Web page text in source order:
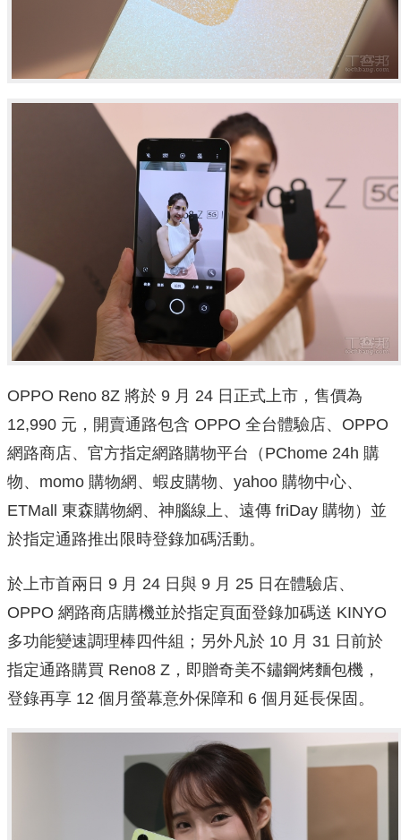
OPPO Reno 8Z 將於 9 月 24 日正式上市，售價為
12,990 元，開賣通路包含 OPPO 全台體驗店、OPPO
網路商店、官方指定網路購物平台（PChome 24h 購
物、momo 購物網、蝦皮購物、yahoo 購物中心、
ETMall 東森購物網、神腦線上、遠傳 friDay 購物）並
於指定通路推出限時登錄加碼活動。
於上市首兩日 9 月 24 日與 9 月 25 日在體驗店、
OPPO 網路商店購機並於指定頁面登錄加碼送 KINYO
多功能變速調理棒四件組；另外凡於 10 月 31 日前於
指定通路購買 Reno8 Z，即贈奇美不鏽鋼烤麵包機，
登錄再享 12 個月螢幕意外保障和 6 個月延長保固。